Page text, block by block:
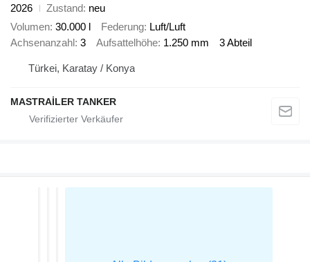
2026
Zustand neu
Volumen 30.000 l Federung Luft/Luft
Achsenanzahl 3 Aufsattelhöhe 1.250 mm 3 Abteil
Türkei, Karatay / Konya
MASTRAİLER TANKER